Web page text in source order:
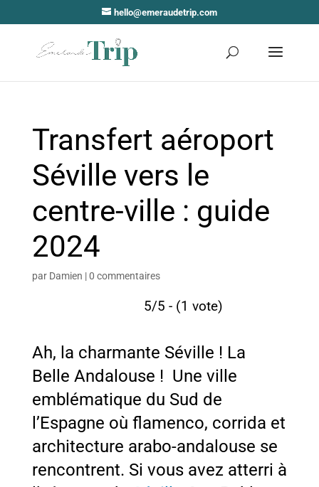
hello@emeraudetrip.com
Transfert aéroport
Séville vers le
centre-ville : guide
2024
par Damien |0 commentaires
5/5 - (1 vote)
Ah, la charmante Séville ! La
Belle Andalouse ! Une ville
emblématique du Sud de
l’Espagne où flamenco, corrida et
architecture arabo-andalouse se
rencontrent. Si vous avez atterri à